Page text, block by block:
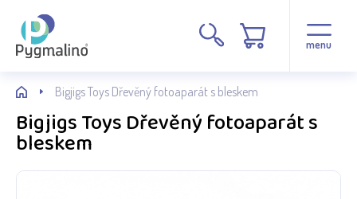
menu
Bigjigs Toys Dřevěný fotoaparát s bleskem
Bigjigs Toys Dřevěný fotoaparát s
bleskem